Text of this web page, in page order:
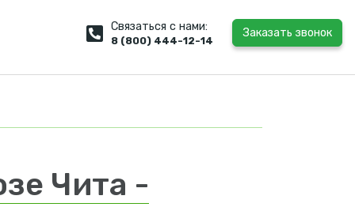
Связаться с нами:
8 (800) 444-12-14
Заказать звонок
Чита -